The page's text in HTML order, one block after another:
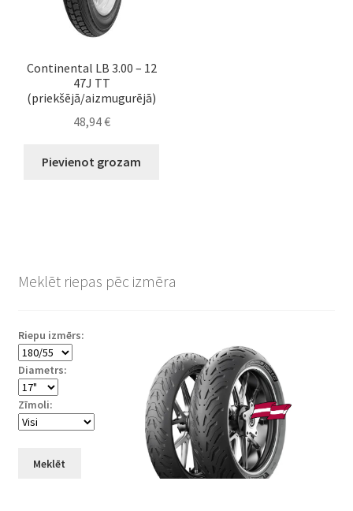
Continental LB 3.00 – 12
47J TT
(priekšējā/aizmugurējā)
48,94€
Pievienot grozam
Meklēt riepas pēc izmēra
Riepu izmērs:
Diametrs:
Zīmoli:
Meklēt